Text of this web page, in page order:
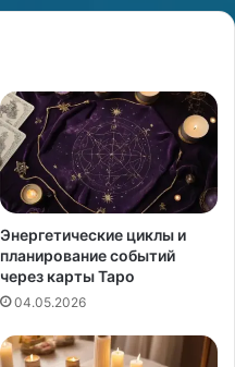
Энергетические циклы и
планирование событий
через карты Таро
04.05.2026